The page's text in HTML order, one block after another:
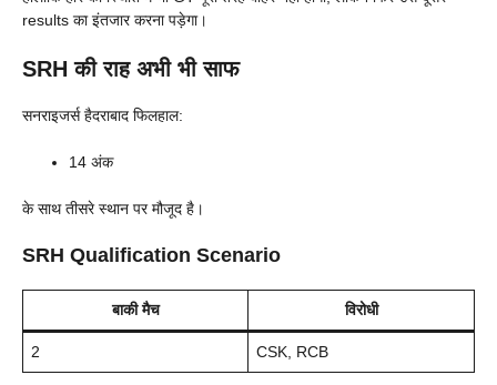
results का इंतजार करना पड़ेगा।
SRH की राह अभी भी साफ
सनराइजर्स हैदराबाद फिलहाल:
14 अंक
के साथ तीसरे स्थान पर मौजूद है।
SRH Qualification Scenario
बाकी मैच विरोधी
2 CSK, RCB